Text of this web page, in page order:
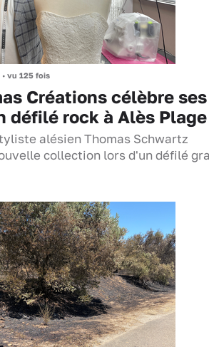
• vu 125 fois
Créations célèbre
défilé rock à Alès Plage
alésien Thomas Schwartz
collection lors d'un défilé